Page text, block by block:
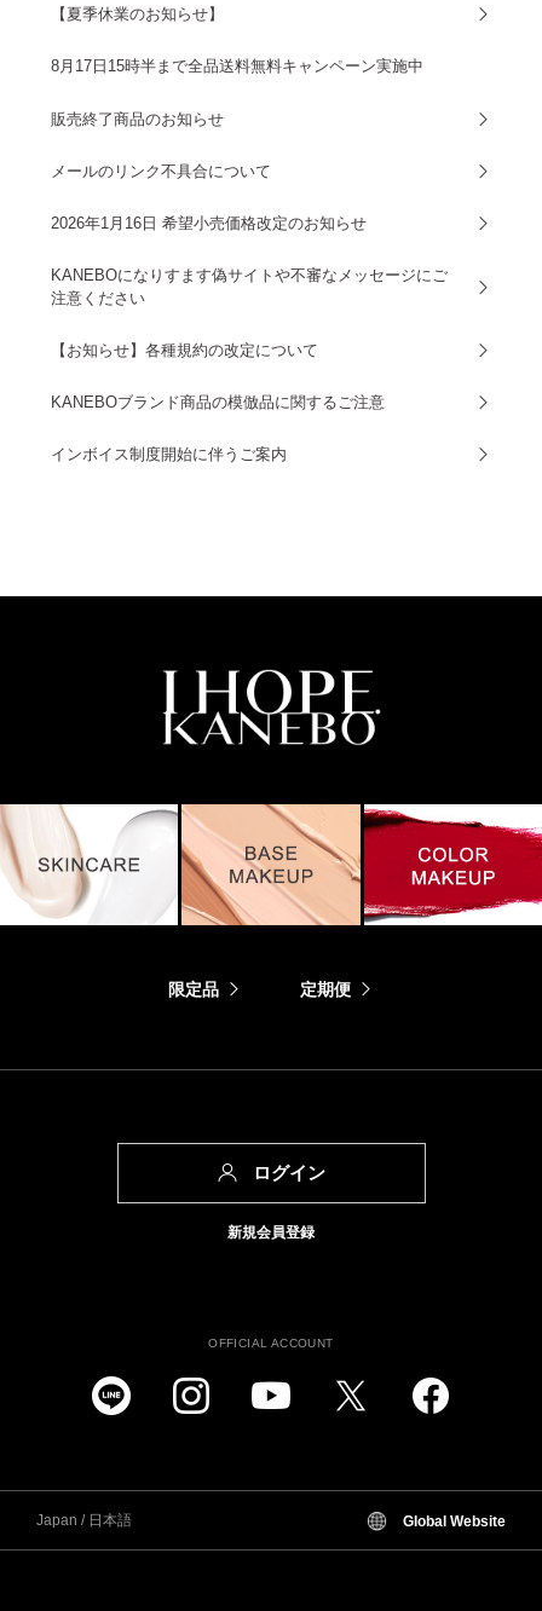
【夏季休業のお知らせ】
8月17日15時半まで全品送料無料キャンペーン実施中
販売終了商品のお知らせ
メールのリンク不具合について
2026年1月16日 希望小売価格改定のお知らせ
KANEBOになりすます偽サイトや不審なメッセージにご
注意ください
【お知らせ】各種規約の改定について
KANEBOブランド商品の模倣品に関するご注意
インボイス制度開始に伴うご案内
限定品 定期便
ログイン
新規会員登録
OFFICIAL ACCOUNT
Japan / 日本語 Global Website